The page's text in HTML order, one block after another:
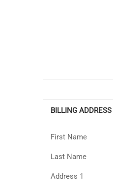
BILLING ADDRESS
First Name
Last Name
Address 1